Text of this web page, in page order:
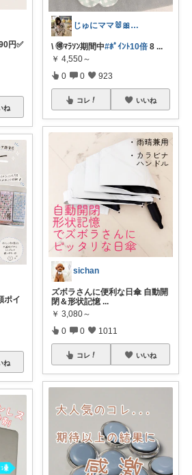
円✅
ね
ポイ
ね
じゅにママ🐰🎀2yboyワーママ
\ 🉐ﾏﾗｿﾝ期間中#ﾎﾟｲﾝﾄ10倍 8 ...
￥ 4,550～
0 0 923
コレ いいね
sichan
ズボラさんに便利な日傘 自動開
閉＆形状記憶 ...
￥ 3,080～
0 0 1011
コレ いいね